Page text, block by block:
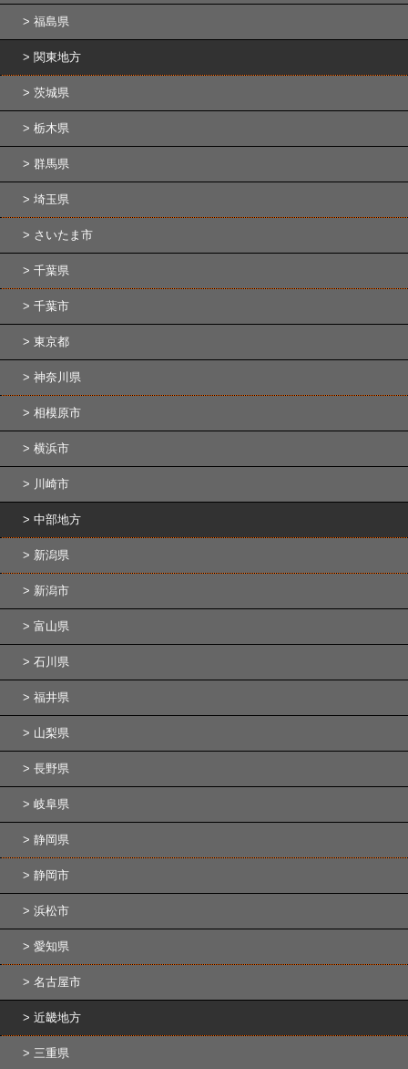
福島県
関東地方
茨城県
栃木県
群馬県
埼玉県
さいたま市
千葉県
千葉市
東京都
神奈川県
相模原市
横浜市
川崎市
中部地方
新潟県
新潟市
富山県
石川県
福井県
山梨県
長野県
岐阜県
静岡県
静岡市
浜松市
愛知県
名古屋市
近畿地方
三重県